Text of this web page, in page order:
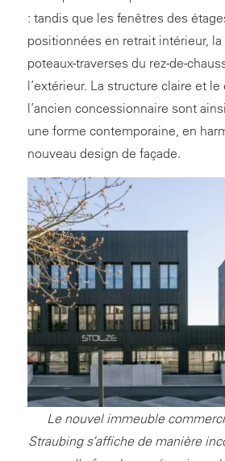
: tandis que les fenêtres des
positionnées en retrait intérieur, la
poteaux-traverses du rez-de-
l’extérieur. La structure claire et le
l’ancien concessionnaire sont
une forme contemporaine, en
nouveau design de façade.
Le nouvel immeuble
Straubing s’affiche de manière